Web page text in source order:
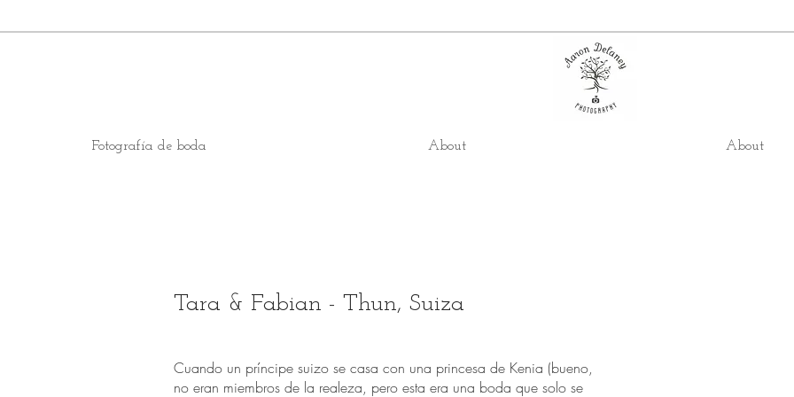
Fotografía de boda About About
Tara & Fabian - Thun, Suiza
Cuando un príncipe suizo se casa con una princesa de Kenia (bueno,
no eran miembros de la realeza, pero esta era una boda que solo se